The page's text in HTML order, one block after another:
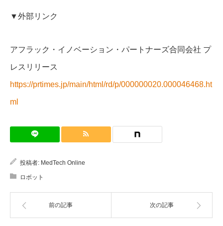
▼外部リンク
アフラック・イノベーション・パートナーズ合同会社 プ
レスリリース
https://prtimes.jp/main/html/rd/p/000000020.000046468.ht
ml
投稿者: MedTech Online
ロボット
前の記事 次の記事